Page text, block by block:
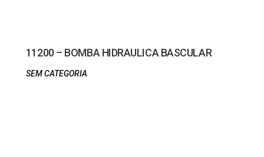
11200 – BOMBA HIDRAULICA BASCULAR
SEM CATEGORIA